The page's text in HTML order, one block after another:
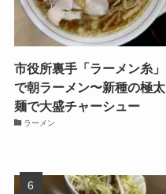
市役所裏手「ラーメン糸」
で朝ラーメン〜新種の極太
麺で大盛チャーシュー
ラーメン